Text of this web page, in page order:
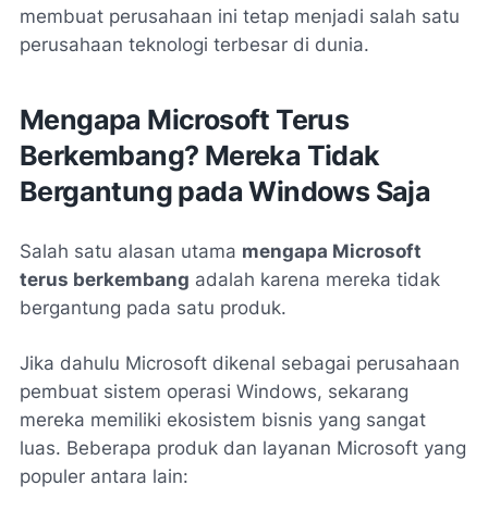
membuat perusahaan ini tetap menjadi salah satu
perusahaan teknologi terbesar di dunia.
Mengapa Microsoft Terus
Berkembang? Mereka Tidak
Bergantung pada Windows Saja
Salah satu alasan utama mengapa Microsoft
terus berkembang adalah karena mereka tidak
bergantung pada satu produk.
Jika dahulu Microsoft dikenal sebagai perusahaan
pembuat sistem operasi Windows, sekarang
mereka memiliki ekosistem bisnis yang sangat
luas. Beberapa produk dan layanan Microsoft yang
populer antara lain: